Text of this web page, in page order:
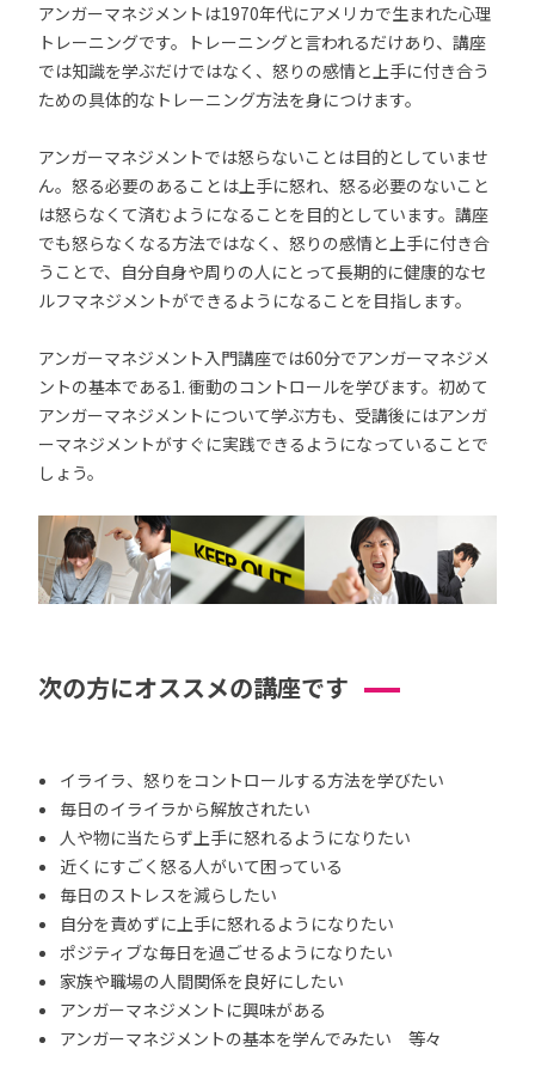
アンガーマネジメントは1970年代にアメリカで生まれた心理
トレーニングです。トレーニングと言われるだけあり、講座
では知識を学ぶだけではなく、怒りの感情と上手に付き合う
ための具体的なトレーニング方法を身につけます。
アンガーマネジメントでは怒らないことは目的としていませ
ん。怒る必要のあることは上手に怒れ、怒る必要のないこと
は怒らなくて済むようになることを目的としています。講座
でも怒らなくなる方法ではなく、怒りの感情と上手に付き合
うことで、自分自身や周りの人にとって長期的に健康的なセ
ルフマネジメントができるようになることを目指します。
アンガーマネジメント入門講座では60分でアンガーマネジメ
ントの基本である1. 衝動のコントロールを学びます。初めて
アンガーマネジメントについて学ぶ方も、受講後にはアンガ
ーマネジメントがすぐに実践できるようになっていることで
しょう。
次の方にオススメの講座です
イライラ、怒りをコントロールする方法を学びたい
毎日のイライラから解放されたい
人や物に当たらず上手に怒れるようになりたい
近くにすごく怒る人がいて困っている
毎日のストレスを減らしたい
自分を責めずに上手に怒れるようになりたい
ポジティブな毎日を過ごせるようになりたい
家族や職場の人間関係を良好にしたい
アンガーマネジメントに興味がある
アンガーマネジメントの基本を学んでみたい 等々